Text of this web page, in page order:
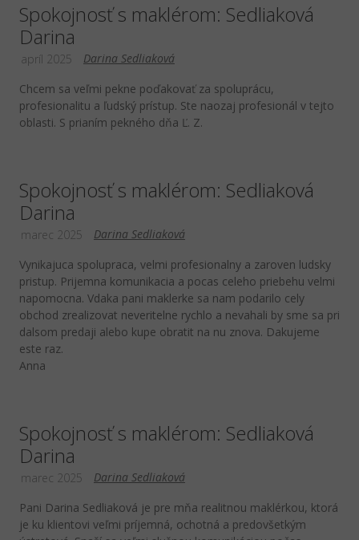
Spokojnosť s maklérom: Sedliaková
Darina
Darina Sedliaková
apríl 2025
Chcem sa veľmi pekne poďakovať za spoluprácu,
profesionalitu a ľudský prístup. Ste naozaj profesionál v tejto
oblasti. S prianím pekného dňa Ľ. Z.
Spokojnosť s maklérom: Sedliaková
Darina
Darina Sedliaková
marec 2025
Vynikajuca spolupraca, velmi profesionalny a zaroven ludsky
pristup. Prijemna komunikacia a pocas celeho priebehu velmi
napomocna. Vdaka pani maklerke sa nam podarilo cely
obchod zrealizovat neveritelne rychlo a nevahali by sme sa pri
dalsom predaji alebo kupe obratit na nu znova. Dakujeme
este raz.
Anna
Spokojnosť s maklérom: Sedliaková
Darina
Darina Sedliaková
marec 2025
Pani Darina Sedliaková je pre mňa realitnou maklérkou, ktorá
je ku klientovi veľmi príjemná, ochotná a predovšetkým